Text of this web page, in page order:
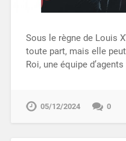
Sous le règne de Louis
toute part, mais elle
Roi, une équipe
05/12/2024 0